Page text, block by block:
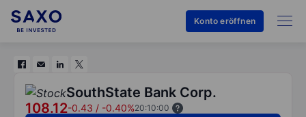
Konto eröffnen
SouthState Bank Corp.
108.12-0.43 / -0.40%20:10:00